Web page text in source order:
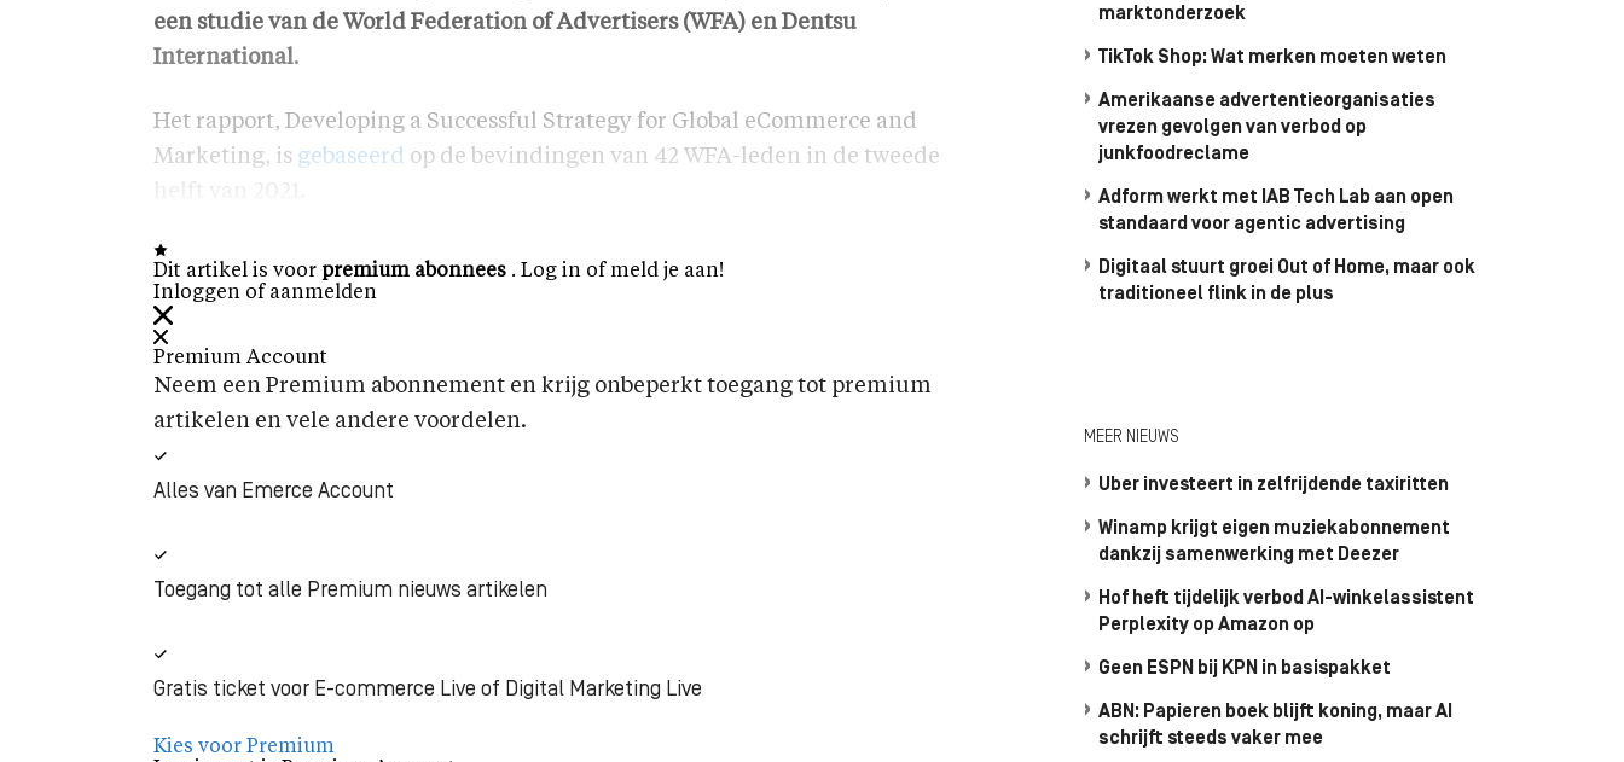
een studie van de World Federation of Advertisers (WFA) en Dentsu
International.
Het rapport, Developing a Successful Strategy for Global eCommerce and
Marketing, is gebaseerd op de bevindingen van 42 WFA-leden in de tweede
Dit artikel is voor premium abonnees . Log in of meld je aan!
Inloggen of aanmelden
Premium Account
Neem een Premium abonnement en krijg onbeperkt toegang tot premium
artikelen en vele andere voordelen.
Alles van Emerce Account
Toegang tot alle Premium nieuws artikelen
Gratis ticket voor E-commerce Live of Digital Marketing Live
Kies voor Premium
marktonderzoek
TikTok Shop: Wat merken moeten weten
Amerikaanse advertentieorganisaties
vrezen gevolgen van verbod op
junkfoodreclame
Adform werkt met IAB Tech Lab aan open
standaard voor agentic advertising
Digitaal stuurt groei Out of Home, maar ook
traditioneel flink in de plus
MEER NIEUWS
Uber investeert in zelfrijdende taxiritten
Winamp krijgt eigen muziekabonnement
dankzij samenwerking met Deezer
Hof heft tijdelijk verbod AI-winkelassistent
Perplexity op Amazon op
Geen ESPN bij KPN in basispakket
ABN: Papieren boek blijft koning, maar AI
schrijft steeds vaker mee